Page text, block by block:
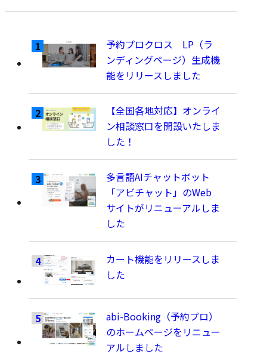
予約プロクロス LP（ラ
ンディングページ）生成機
能をリリースしました
【全国各地対応】オンライ
ン相談窓口を開設いたしま
した！
多言語AIチャットボット
「アビチャット」のWeb
サイトがリニューアルしま
した
カート機能をリリースしま
した
abi-Booking（予約プロ）
のホームページをリニュー
アルしました